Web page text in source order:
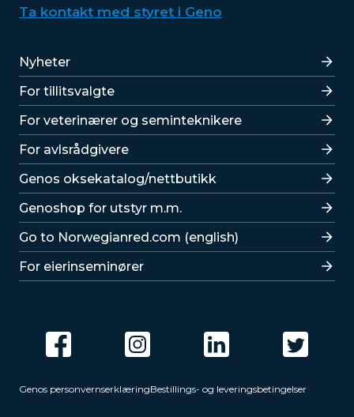
Ta kontakt med styret i Geno
Lenker
Nyheter
For tillitsvalgte
For veterinærer og seminteknikere
For avlsrådgivere
Lenker
Genos oksekatalog/nettbutikk
Genoshop for utstyr m.m.
Go to Norwegianred.com (english)
For eierinseminører
Genos personvernserklæringBestillings- og leveringsbetingelser